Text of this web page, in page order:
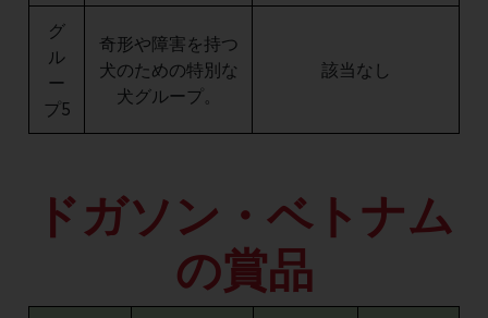
グ
ル
ー
プ5
奇形や障害を持つ
犬のための特別な
犬グループ。
該当なし
ドガソン・ベトナム
の賞品